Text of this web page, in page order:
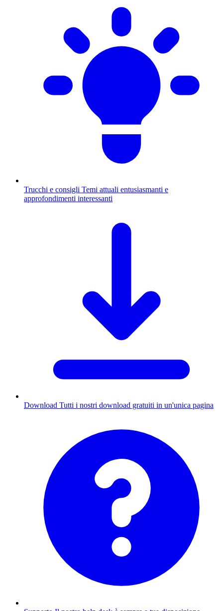
Trucchi e consigli Temi attuali entusiasmanti e
approfondimenti interessanti
Download Tutti i nostri download gratuiti in un'unica pagina